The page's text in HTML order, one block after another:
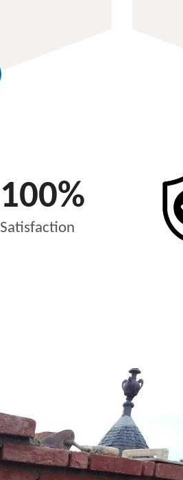
100%
Satisfaction